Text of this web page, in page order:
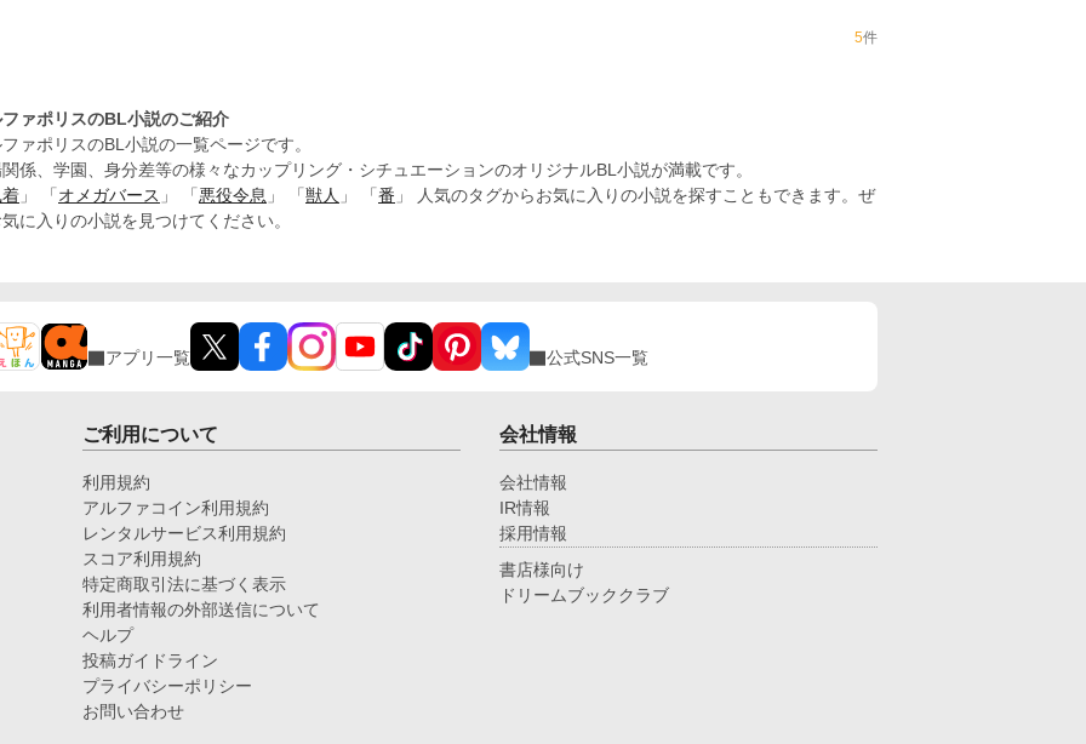
5件
ァポリスのBL小説のご紹介
ァポリスのBL小説の一覧ページです。
係、学園、身分差等の様々なカップリング・シチュエーションのオリジナルBL小説が満載です。
」 「 オメガバース 」 「 悪役令息 」 「 獣人 」 「 番 」 人気のタグからお気に入りの小説を探すこともできます。ぜ
に入りの小説を見つけてください。
アプリ一覧 公式SNS一覧
ご利用について
利用規約
アルファコイン利用規約
レンタルサービス利用規約
スコア利用規約
特定商取引法に基づく表示
利用者情報の外部送信について
ヘルプ
投稿ガイドライン
プライバシーポリシー
お問い合わせ
会社情報
会社情報
IR情報
採用情報
書店様向け
ドリームブッククラブ